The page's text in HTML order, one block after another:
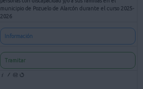
municipio de Pozuelo de Alarcón durante el curso 2025-
2026
Información
Tramitar